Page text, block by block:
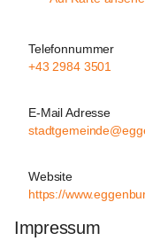
Telefonnummer
+43 2984 3501
E-Mail Adresse
Website
https://
Impressum